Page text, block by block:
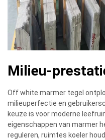
Milieu-
Off white marmer tegel
milieuperfectie en
keuze is voor moderne
eigenschappen van marmer
reguleren, ruimtes koeler